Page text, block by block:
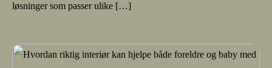
løsninger som passer ulike […]